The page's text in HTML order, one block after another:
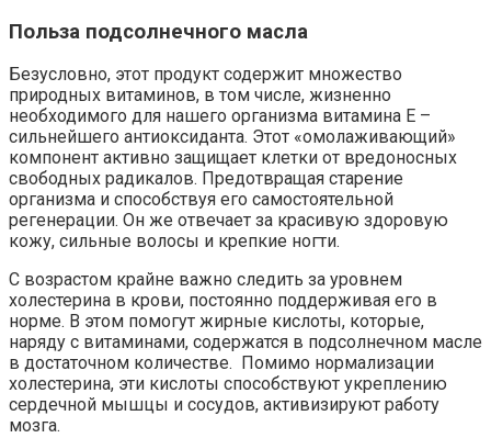
Польза подсолнечного масла
Безусловно, этот продукт содержит множество
природных витаминов, в том числе, жизненно
необходимого для нашего организма витамина Е –
сильнейшего антиоксиданта. Этот «омолаживающий»
компонент активно защищает клетки от вредоносных
свободных радикалов. Предотвращая старение
организма и способствуя его самостоятельной
регенерации. Он же отвечает за красивую здоровую
кожу, сильные волосы и крепкие ногти.
С возрастом крайне важно следить за уровнем
холестерина в крови, постоянно поддерживая его в
норме. В этом помогут жирные кислоты, которые,
наряду с витаминами, содержатся в подсолнечном масле
в достаточном количестве. Помимо нормализации
холестерина, эти кислоты способствуют укреплению
сердечной мышцы и сосудов, активизируют работу
мозга.